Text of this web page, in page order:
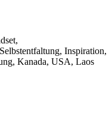
Inspiration,
Kanada, USA, Laos